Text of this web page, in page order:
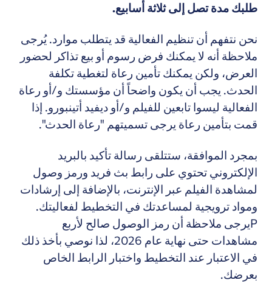
طلبك مدة تصل إلى ثلاثة أسابيع.
نحن نتفهم أن تنظيم الفعالية قد يتطلب موارد. يُرجى
ملاحظة أنه لا يمكنك فرض رسوم أو بيع تذاكر لحضور
العرض، ولكن يمكنك تأمين رعاة لتغطية تكلفة
الحدث. يجب أن يكون واضحاً أن مؤسستك و/أو رعاة
الفعالية ليسوا تابعين للفيلم و/أو ديفيد أتينبورو. إذا
قمت بتأمين رعاة يرجى تسميتهم "رعاة الحدث".
بمجرد الموافقة، ستتلقى رسالة تأكيد بالبريد
الإلكتروني تحتوي على رابط بث فريد ورمز وصول
لمشاهدة الفيلم عبر الإنترنت، بالإضافة إلى إرشادات
ومواد ترويجية لمساعدتك في التخطيط لفعاليتك.
يرجى ملاحظة أن رمز الوصول صالح لأربع
مشاهدات حتى نهاية عام 2026، لذا نوصي بأخذ ذلك
في الاعتبار عند التخطيط واختبار الرابط الخاص
بعرضك.